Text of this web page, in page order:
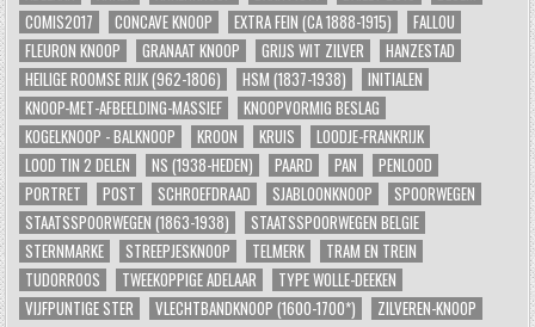
COMIS2017
CONCAVE KNOOP EXTRA FEIN (CA 1888-1915)
FALLOU
FLEURON KNOOP
GRANAAT KNOOP GRIJS WIT ZILVER
HANZESTAD
HEILIGE ROOMSE RIJK (962-1806)
HSM (1837-1938)
INITIALEN
KNOOP-MET-AFBEELDING-MASSIEF
KNOOPVORMIG BESLAG
KOGELKNOOP - BALKNOOP
KROON KRUIS
LOODJE-FRANKRIJK
LOOD TIN 2 DELEN
NS (1938-HEDEN) PAARD PAN
PENLOOD
PORTRET
POST SCHROEFDRAAD SJABLOONKNOOP
SPOORWEGEN
STAATSSPOORWEGEN (1863-1938)
STAATSSPOORWEGEN BELGIE
STERNMARKE
STREEPJESKNOOP TELMERK
TRAM EN TREIN
TUDORROOS
TWEEKOPPIGE ADELAAR
TYPE WOLLE-DEEKEN
VIJFPUNTIGE STER
VLECHTBANDKNOOP (1600-1700*) ZILVEREN-KNOOP